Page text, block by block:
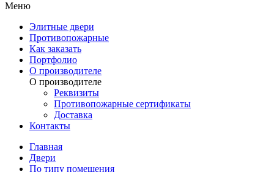
Меню
Элитные двери
Противопожарные
Как заказать
Портфолио
О производителе
О производителе
Реквизиты
Противопожарные сертификаты
Доставка
Контакты
Главная
Двери
По типу помещения